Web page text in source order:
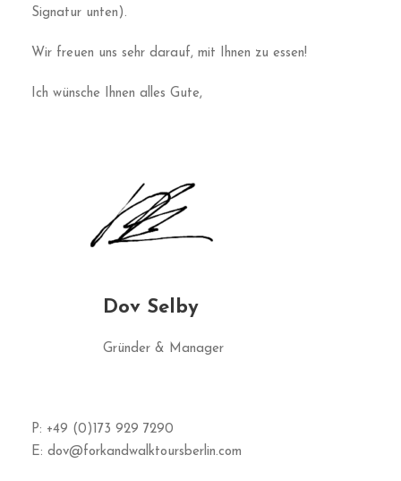
Signatur unten).
Wir freuen uns sehr darauf, mit Ihnen zu essen!
Ich wünsche Ihnen alles Gute,
Dov Selby
Gründer & Manager
P: +49 (0)173 929 7290
E: dov@forkandwalktoursberlin.com